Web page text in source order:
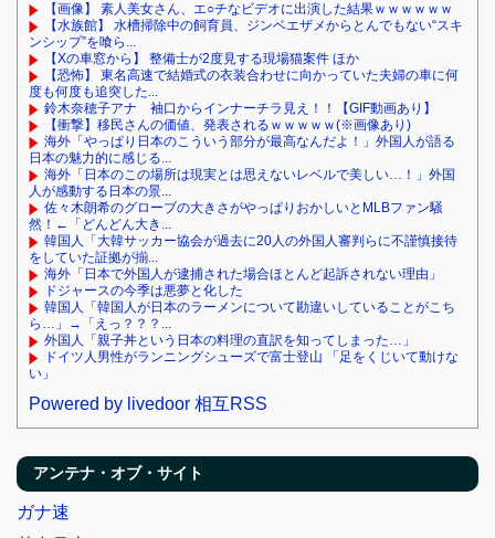
【画像】 素人美女さん、エ○チなビデオに出演した結果ｗｗｗｗｗｗ
【水族館】 水槽掃除中の飼育員、ジンベエザメからとんでもない“スキ
ンシップ”を喰ら...
【Xの車窓から】 整備士が2度見する現場猫案件 ほか
【恐怖】 東名高速で結婚式の衣装合わせに向かっていた夫婦の車に何
度も何度も追突した...
鈴木奈穂子アナ 袖口からインナーチラ見え！！【GIF動画あり】
【衝撃】移民さんの価値、発表されるｗｗｗｗｗ(※画像あり)
海外「やっぱり日本のこういう部分が最高なんだよ！」外国人が語る
日本の魅力的に感じる...
海外「日本のこの場所は現実とは思えないレベルで美しい…！」外国
人が感動する日本の景...
佐々木朗希のグローブの大きさがやっぱりおかしいとMLBファン騒
然！←「どんどん大き...
韓国人「大韓サッカー協会が過去に20人の外国人審判らに不謹慎接待
をしていた証拠が揃...
海外「日本で外国人が逮捕された場合ほとんど起訴されない理由」
ドジャースの今季は悪夢と化した
韓国人「韓国人が日本のラーメンについて勘違いしていることがこち
ら…」→「えっ？？？...
外国人「親子丼という日本の料理の直訳を知ってしまった…」
ドイツ人男性がランニングシューズで富士登山 「足をくじいて動けな
い」
Powered by livedoor 相互RSS
アンテナ・オブ・サイト
ガナ速